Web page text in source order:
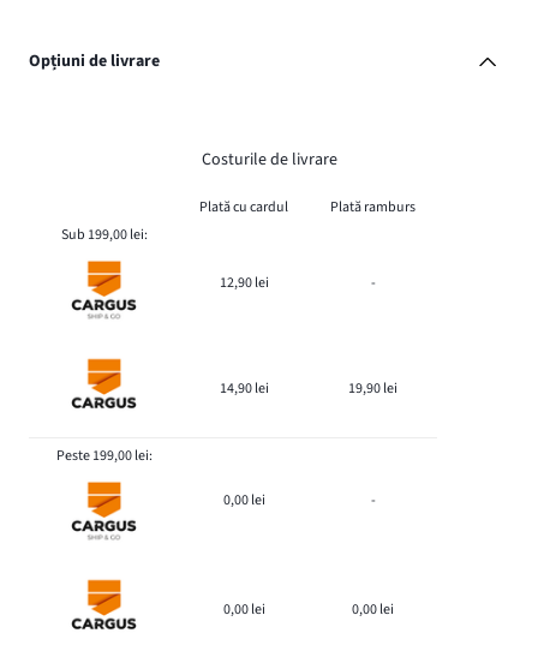
Opțiuni de livrare
Costurile de livrare
Plată cu cardul
Plată ramburs
Sub 199,00 lei:
12,90 lei -
14,90 lei 19,90 lei
Peste 199,00 lei:
0,00 lei -
0,00 lei 0,00 lei